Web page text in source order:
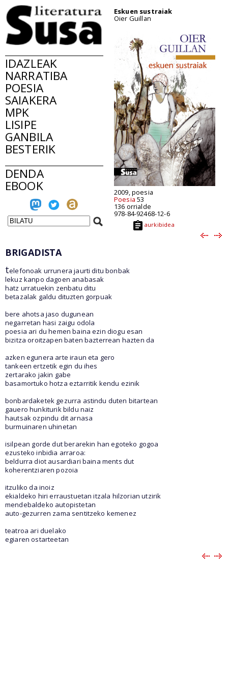
IDAZLEAK
NARRATIBA
POESIA
SAIAKERA
MPK
LISIPE
GANBILA
BESTERIK
DENDA
EBOOK
Eskuen sustraiak
Oier Guillan
2009, poesia
Poesia 53
136 orrialde
978-84-92468-12-6
aurkibidea
BRIGADISTA
telefonoak urrunera jaurti ditu bonbak
lekuz kanpo dagoen anabasak
hatz urratuekin zenbatu ditu
betazalak galdu dituzten gorpuak
bere ahotsa jaso dugunean
negarretan hasi zaigu odola
poesia ari du hemen baina ezin diogu esan
bizitza oroitzapen baten bazterrean hazten da
azken egunera arte iraun eta gero
tankeen ertzetik egin du ihes
zertarako jakin gabe
basamortuko hotza eztarritik kendu ezinik
bonbardaketek gezurra astindu duten bitartean
gauero hunkiturik bildu naiz
hautsak ozpindu dit arnasa
burmuinaren uhinetan
isilpean gorde dut berarekin han egoteko gogoa
ezusteko inbidia arraroa:
beldurra diot ausardiari baina ments dut
koherentziaren pozoia
itzuliko da inoiz
ekialdeko hiri erraustuetan itzala hilzorian utzirik
mendebaldeko autopistetan
auto-gezurren zama sentitzeko kemenez
teatroa ari duelako
egiaren ostarteetan